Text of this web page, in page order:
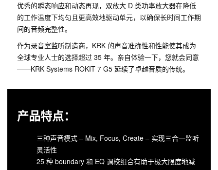
优秀的瞬态响应和动态再现，双放大 D 类功率放大器在降低
的工作温度下均匀且更高效地驱动单元，以确保长时间工作期
间的音频完整性。
作为录音室监听制造商，KRK 的声音准确性和性能使其成为
全球专业人士的选择超过 35 年。亲自体验一下，您就会同意
——KRK Systems ROKIT 7 G5 延续了卓越音质的传统。
产品特点：
三种声音模式 – Mix, Focus, Create – 实现三合一监听
灵活性
25 种 boundary 和 EQ 调校组合有助于极大限度地减